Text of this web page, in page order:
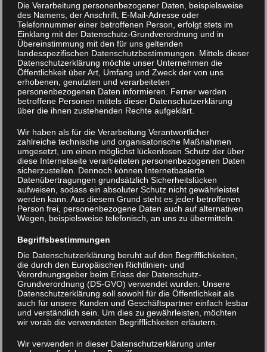
XLAB_ScienceFestival_DDS9887
Beitrags-
Navigation
<
XLAB_ScienceFestival_DDS0473
IMGP3013 >
Die Verarbeitung personenbezogener Daten, beispielsweise
des Namens, der Anschrift, E-Mail-Adresse oder
Telefonnummer einer betroffenen Person, erfolgt stets im
Einklang mit der Datenschutz-Grundverordnung und in
Übereinstimmung mit den für uns geltenden
landesspezifischen Datenschutzbestimmungen. Mittels dieser
Datenschutzerklärung möchte unser Unternehmen die
Öffentlichkeit über Art, Umfang und Zweck der von uns
erhobenen, genutzten und verarbeiteten
personenbezogenen Daten informieren. Ferner werden
betroffene Personen mittels dieser Datenschutzerklärung
über die ihnen zustehenden Rechte aufgeklärt.
Wir haben als für die Verarbeitung Verantwortlicher
zahlreiche technische und organisatorische Maßnahmen
umgesetzt, um einen möglichst lückenlosen Schutz der über
diese Internetseite verarbeiteten personenbezogenen Daten
sicherzustellen. Dennoch können Internetbasierte
Datenübertragungen grundsätzlich Sicherheitslücken
aufweisen, sodass ein absoluter Schutz nicht gewährleistet
werden kann. Aus diesem Grund steht es jeder betroffenen
Person frei, personenbezogene Daten auch auf alternativen
Wegen, beispielsweise telefonisch, an uns zu übermitteln.
Begriffsbestimmungen
Die Datenschutzerklärung beruht auf den Begrifflichkeiten,
die durch den Europäischen Richtlinien- und
Verordnungsgeber beim Erlass der Datenschutz-
Grundverordnung (DS-GVO) verwendet wurden. Unsere
Datenschutzerklärung soll sowohl für die Öffentlichkeit als
auch für unsere Kunden und Geschäftspartner einfach lesbar
und verständlich sein. Um dies zu gewährleisten, möchten
wir vorab die verwendeten Begrifflichkeiten erläutern.
Wir verwenden in dieser Datenschutzerklärung unter